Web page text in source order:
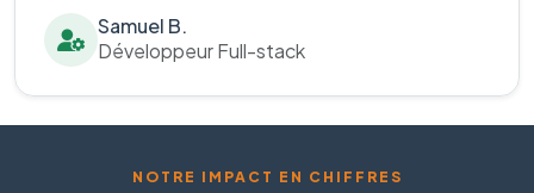
Samuel B.
Développeur Full-stack
NOTRE IMPACT EN CHIFFRES